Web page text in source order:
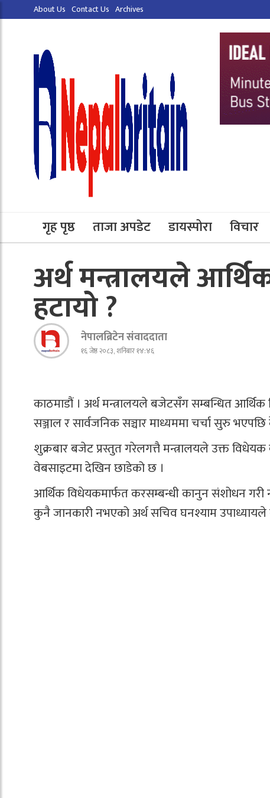
About Us Contact Us Archives
गृह पृष्ठ ताजा अपडेट डायस्पोरा विचार
अर्थ मन्त्रालयले
हटायो ?
नेपालब्रिटेन संवाददाता
१६ जेष्ठ २०८३, शनिबार १४:४६
काठमाडौं । अर्थ मन्त्रालयले बजेटसँग सम्बन्धित
सञ्जाल र सार्वजनिक सञ्चार माध्यममा चर्चा सुरु
शुक्रबार बजेट प्रस्तुत गरेलगत्तै मन्त्रालयले उक्त
वेबसाइटमा देखिन छाडेको छ ।
आर्थिक विधेयकमार्फत करसम्बन्धी कानुन संशोधन
कुनै जानकारी नभएको अर्थ सचिव घनश्याम उपाध्यायले